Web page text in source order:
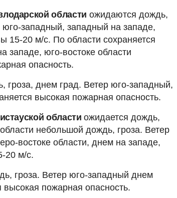
области ожидаются дождь,
западный, западный на западе,
15-20 м/с. По области сохраняется
западе, юго-востоке области
опасность.
днем град. Ветер юго-западный,
высокая пожарная опасность.
области ожидается дождь,
небольшой дождь, гроза. Ветер
востоке области, днем на западе,
20 м/с.
гроза. Ветер юго-западный днем
пожарная опасность.